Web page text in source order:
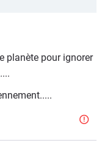
20260507-
planète pour ignorer